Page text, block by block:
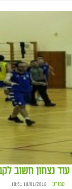
עוד נצחון חשוב
ספורט 10/01/2018 10:51